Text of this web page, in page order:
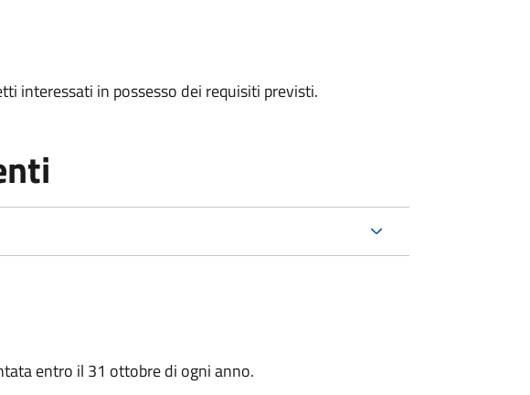
interessati in possesso dei requisiti previsti.
entro il 31 ottobre di ogni anno.